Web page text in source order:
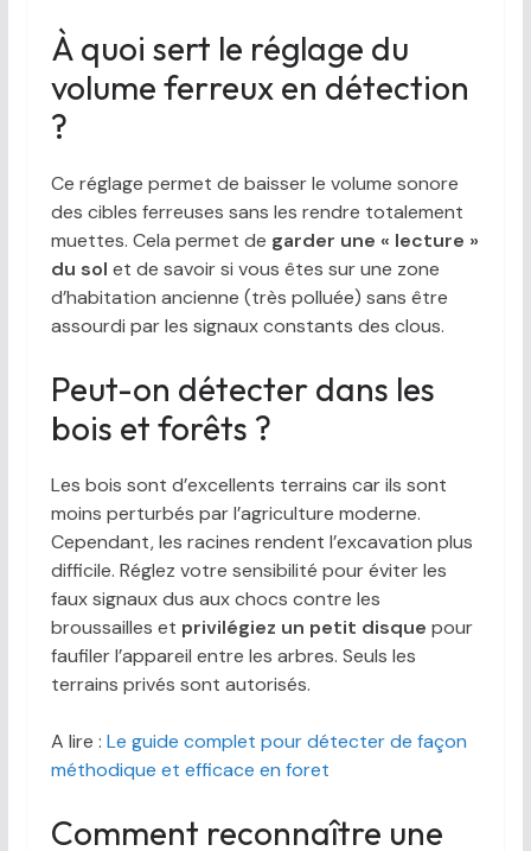
À quoi sert le réglage du
volume ferreux en détection
?
Ce réglage permet de baisser le volume sonore
des cibles ferreuses sans les rendre totalement
muettes. Cela permet de garder une « lecture »
du sol et de savoir si vous êtes sur une zone
d’habitation ancienne (très polluée) sans être
assourdi par les signaux constants des clous.
Peut-on détecter dans les
bois et forêts ?
Les bois sont d’excellents terrains car ils sont
moins perturbés par l’agriculture moderne.
Cependant, les racines rendent l’excavation plus
difficile. Réglez votre sensibilité pour éviter les
faux signaux dus aux chocs contre les
broussailles et privilégiez un petit disque pour
faufiler l’appareil entre les arbres. Seuls les
terrains privés sont autorisés.
A lire : Le guide complet pour détecter de façon
méthodique et efficace en foret
Comment reconnaître une